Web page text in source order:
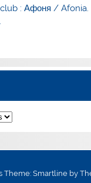
: Афоня / Afonia.
Theme: Smartline by